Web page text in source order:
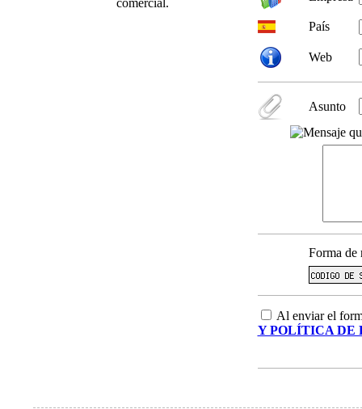
comercial.
País
Web
Asunto
Forma de
Al enviar el
Y POLÍTICA DE